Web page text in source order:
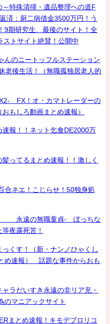
特殊清掃・遺品整理への道F
済：厨二病借金3500万円！う
9期研究生、最後のサイト！全
ストサイト絶賛！公開中
んのニートッフルステーション
老後生活！（無職孤独居老人的
FX！オ・カマトレーダーの
もしろ動画まとめ速報）
報！！ネット乞食DE2000万
ってるまとめ速報！！激しく
合ネエ！こじらせ！50独身処
！ 永遠の無職童貞- ぼっちな
夜露死苦！
くす！（新・ナンノひゃくし
め速報） 話題な事件からおも
ラだいすき永遠の非リア充・
のマニアックサイト
まとめ速報！キモデブロリコ